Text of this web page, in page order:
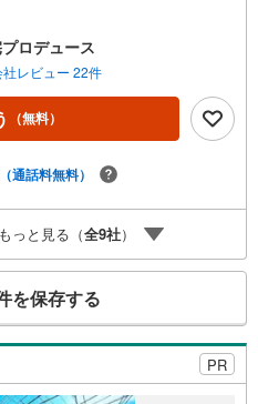
・大和市の不動産売買専門会社
社限定の物件情報も多数ご用意！
社独自の住宅ローン
ァイナンシャル専門スタッフによ
ス】【ファイナンシャルプラン提
ております。意外に知らないお客
険】【13年間もらえる、国からの
ン返済】65歳以上から必要になる
しの【このタイミング】で不安
ませんか？？ --------------
ロデュース
レビュー 22件
（無料）
（通話料無料）
っと見る（全9社）
を保存する
PR